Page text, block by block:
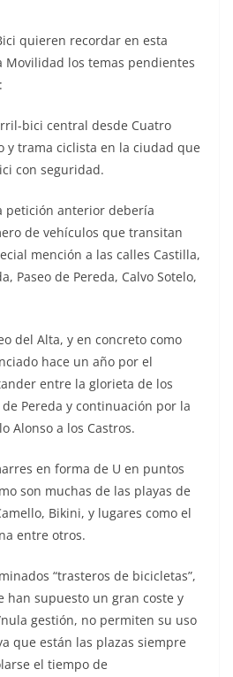
quieren recordar en esta
Movilidad los temas pendientes
bici central desde Cuatro
y trama ciclista en la ciudad que
con seguridad.
petición anterior debería
de vehículos que transitan
mención a las calles Castilla,
Paseo de Pereda, Calvo Sotelo,
del Alta, y en concreto como
hace un año por el
entre la glorieta de los
de Pereda y continuación por la
Alonso a los Castros.
en forma de U en puntos
son muchas de las playas de
Bikini, y lugares como el
entre otros.
“trasteros de bicicletas”,
han supuesto un gran coste y
gestión, no permiten su uso
que están las plazas siempre
el tiempo de